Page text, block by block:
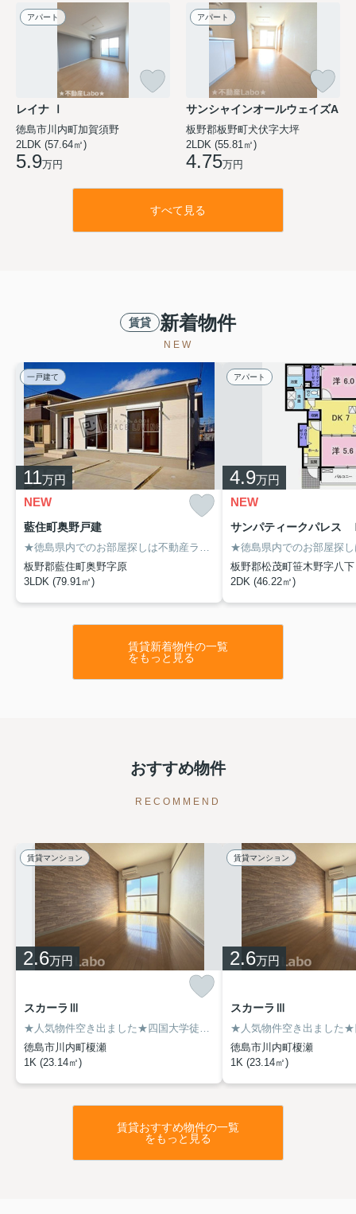
アパート
レイナ Ⅰ
徳島市川内町加賀須野
2LDK (57.64㎡)
5.9万円
アパート
サンシャインオールウェイズA
板野郡板野町犬伏字大坪
2LDK (55.81㎡)
4.75万円
すべて見る
賃貸 新着物件
NEW
一戸建て
11万円
NEW
藍住町奥野戸建
★徳島県内でのお部屋探しは不動産ラボへ★
板野郡藍住町奥野字原
3LDK (79.91㎡)
アパート
4.9万円
NEW
サンパティークパレス
板野郡松茂町笹木野字八下
2DK (46.22㎡)
賃貸新着物件の一覧
をもっと見る
おすすめ物件
RECOMMEND
賃貸マンション
2.6万円
スカーラⅢ
★人気物件空き出ました★四国大学徒歩圏内★
徳島市川内町榎瀬
1K (23.14㎡)
賃貸マンション
2.6万円
スカーラⅢ
徳島市川内町榎瀬
1K (23.14㎡)
賃貸おすすめ物件の一覧
をもっと見る